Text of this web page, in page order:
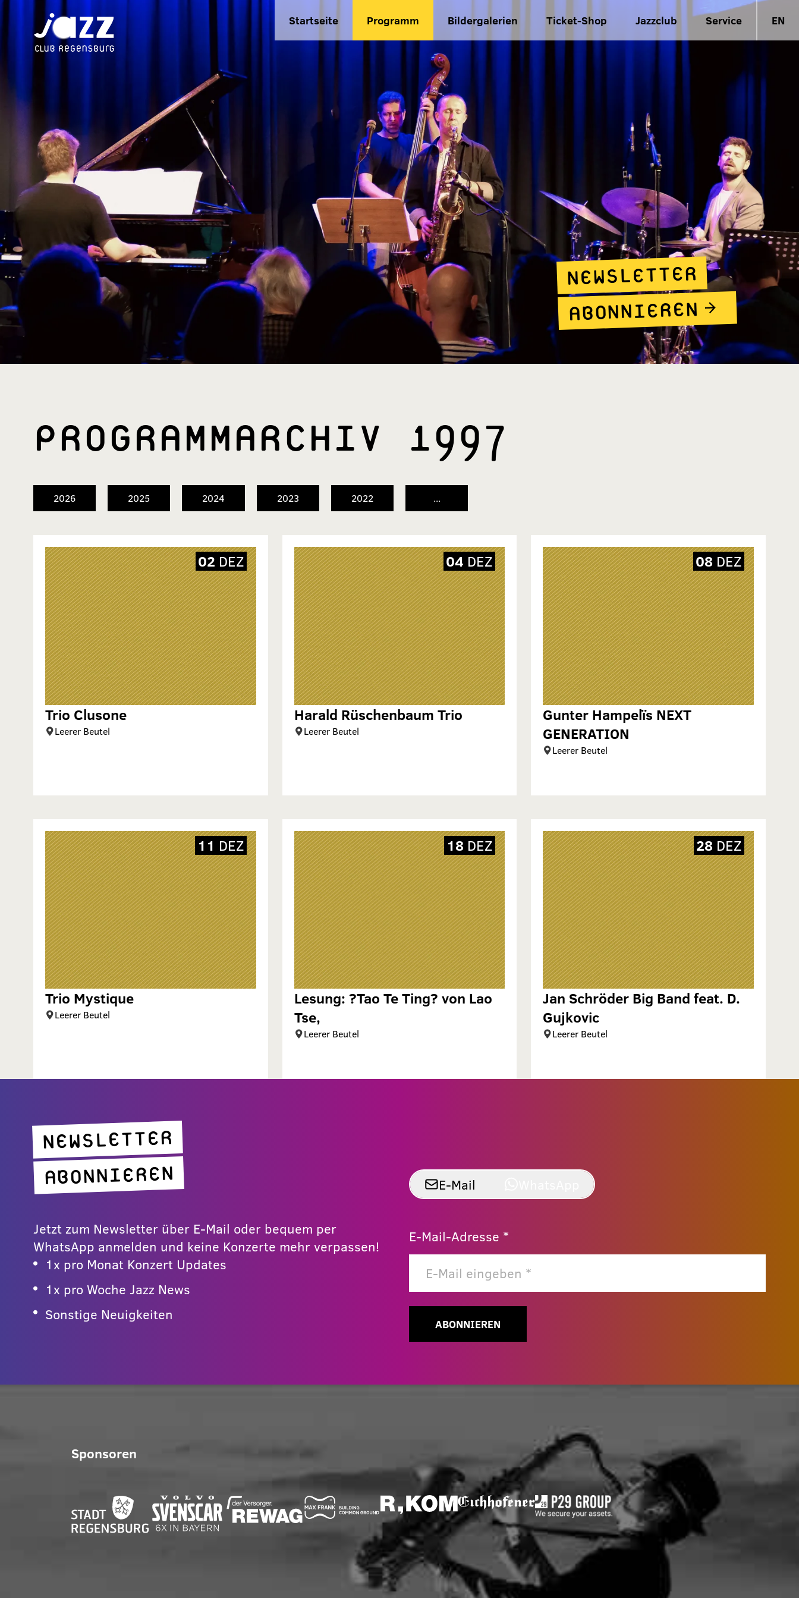
Startseite Programm Bildergalerien Ticket-Shop Jazzclub Service EN
NEWSLETTER
ABONNIEREN
PROGRAMM­ARCHIV 1997
2026 2025 2024 2023 2022 ...
Trio Clusone
Leerer Beutel
02 DEZ
Harald Rüschenbaum Trio
Leerer Beutel
04 DEZ
Gunter Hampelïs NEXT
GENERATION
Leerer Beutel
08 DEZ
Trio Mystique
Leerer Beutel
11 DEZ
Lesung: ?Tao Te Ting? von Lao
Tse,
Leerer Beutel
18 DEZ
Jan Schröder Big Band feat. D.
Gujkovic
Leerer Beutel
28 DEZ
NEWSLETTER
ABONNIEREN
Jetzt zum Newsletter über E-Mail oder bequem per
WhatsApp anmelden und keine Konzerte mehr verpassen!
1x pro Monat Konzert Updates
1x pro Woche Jazz News
Sonstige Neuigkeiten
E-Mail
E-Mail-Adresse *
ABONNIEREN
Sponsoren